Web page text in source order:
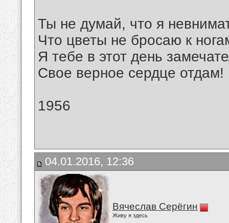
Ты не думай, что я
Что цветы не бросаю к
Я тебе в этот день
Свое верное сердце отдам!
1956
04.01.2016, 12:36
Вячеслав Серёгин
Живу я здесь